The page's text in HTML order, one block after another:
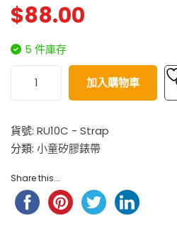
$88.00
5 件庫存
加入購物車
貨號: RU10C - Strap
分類: 小童矽膠錶帶
Share this...